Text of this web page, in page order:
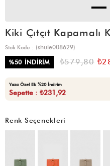
Kiki Çıtçıt Kapamalı
Stok Kodu
(shule008629)
%50 İNDIRIM ₺579,80
Yaza Özel Ek %20 İndirim
Sepette : ₺231,92
Renk Seçenekleri